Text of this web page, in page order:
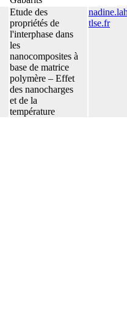
Etude des
propriétés de
l'interphase dans
les
nanocomposites à
base de matrice
polymère – Effet
des nanocharges
et de la
température
tlse.fr